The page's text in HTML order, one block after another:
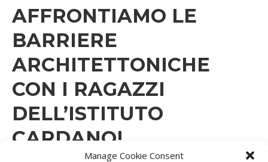
Manage Cookie Consent
AFFRONTIAMO LE
BARRIERE
ARCHITETTONICHE
CON I RAGAZZI
DELL’ISTITUTO
CARDANO!